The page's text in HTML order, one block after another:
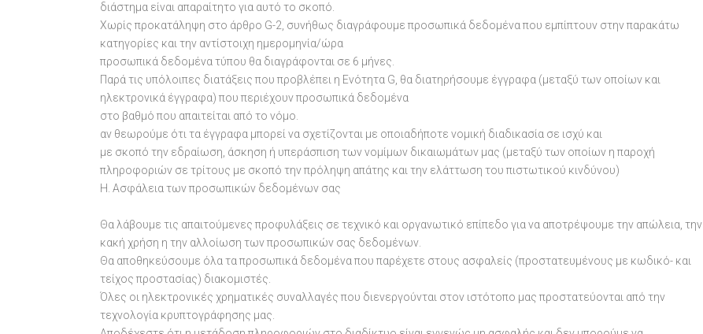
διάστημα είναι απαραίτητο για αυτό το σκοπό.
Χωρίς προκατάληψη στο άρθρο G-2, συνήθως διαγράφουμε προσωπικά δεδομένα που εμπίπτουν στην παρακάτω
κατηγορίες και την αντίστοιχη ημερομηνία/ώρα
προσωπικά δεδομένα τύπου θα διαγράφονται σε 6 μήνες.
Παρά τις υπόλοιπες διατάξεις που προβλέπει η Ενότητα G, θα διατηρήσουμε έγγραφα (μεταξύ των οποίων και
ηλεκτρονικά έγγραφα) που περιέχουν προσωπικά δεδομένα
στο βαθμό που απαιτείται από το νόμο.
αν θεωρούμε ότι τα έγγραφα μπορεί να σχετίζονται με οποιαδήποτε νομική διαδικασία σε ισχύ και
με σκοπό την εδραίωση, άσκηση ή υπεράσπιση των νομίμων δικαιωμάτων μας (μεταξύ των οποίων η παροχή
πληροφοριών σε τρίτους με σκοπό την πρόληψη απάτης και την ελάττωση του πιστωτικού κινδύνου)
H. Ασφάλεια των προσωπικών δεδομένων σας
Θα λάβουμε τις απαιτούμενες προφυλάξεις σε τεχνικό και οργανωτικό επίπεδο για να αποτρέψουμε την απώλεια, την
κακή χρήση η την αλλοίωση των προσωπικών σας δεδομένων.
Θα αποθηκεύσουμε όλα τα προσωπικά δεδομένα που παρέχετε στους ασφαλείς (προστατευμένους με κωδικό- και
τείχος προστασίας) διακομιστές.
Όλες οι ηλεκτρονικές χρηματικές συναλλαγές που διενεργούνται στον ιστότοπο μας προστατεύονται από την
τεχνολογία κρυπτογράφησης μας.